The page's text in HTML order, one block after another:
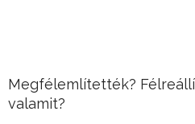
Megfélemlítették?
valamit?